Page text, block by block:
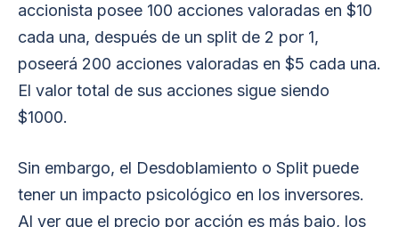
accionista posee 100 acciones valoradas en $10
cada una, después de un split de 2 por 1,
poseerá 200 acciones valoradas en $5 cada una.
El valor total de sus acciones sigue siendo
$1000.
Sin embargo, el Desdoblamiento o Split puede
tener un impacto psicológico en los inversores.
Al ver que el precio por acción es más bajo, los